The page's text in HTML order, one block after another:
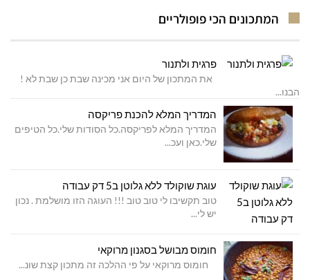
המתכונים הכי פופולריים
פרגית ולתנור
את המתכון של היום אני מכינה שבת כן שבת לא !
הבנו...
המדריך המלא להכנת פריקסה
המדריך המלא לפריקסה.כל הסודות שלי.כל הטיפים
שלי.כאן ועכ...
עוגת שוקולד ללא גלוטן ב5 דק עבודה
טוב תקשיבו לי טוב טוב !!! העוגה הזו מושלמת . נכון
יש לי...
חומוס מבושל בסגנון מרוקאי
חומוס מרוקאי על פי ההלכה זה מתכון קצת שונ...